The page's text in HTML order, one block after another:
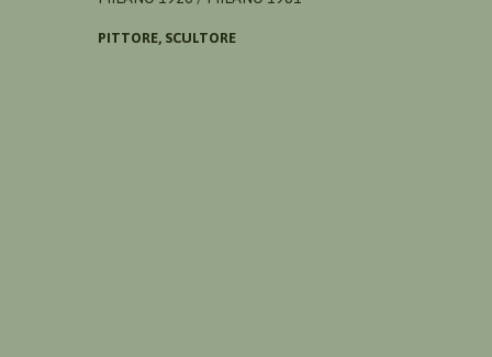
PITTORE, SCULTORE